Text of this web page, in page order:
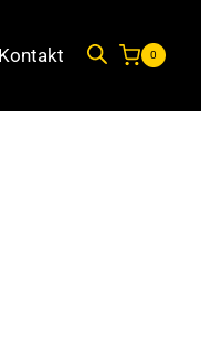
Kontakt 0